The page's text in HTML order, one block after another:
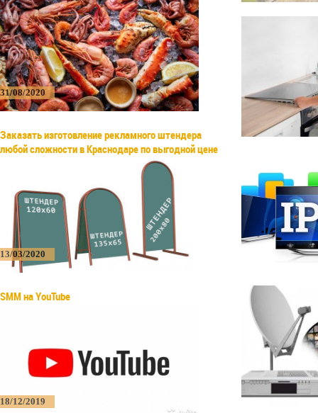
31/08/2020
Заказать изготовление рекламного штендера
любой сложности в Краснодаре по выгодной цене
13/03/2020
SMM на YouTube
18/12/2019